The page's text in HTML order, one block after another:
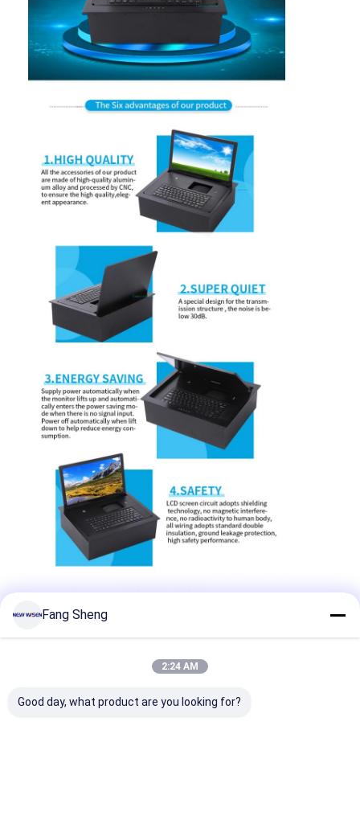
Aperçu
Produits
A propos de nous
Visite d'usine
Contrôle de la qualité
Contact
Fang Sheng
2:24 AM
Good day, what product are you looking for?